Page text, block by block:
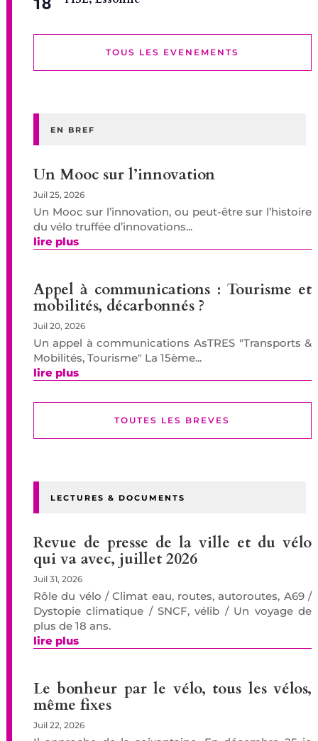
TOUS LES EVENEMENTS
EN BREF
Un Mooc sur l’innovation
Juil 25, 2026
Un Mooc sur l’innovation, ou peut-être sur l’histoire
du vélo truffée d’innovations...
lire plus
Appel à communications : Tourisme et
mobilités, décarbonnés ?
Juil 20, 2026
Un appel à communications AsTRES "Transports &
Mobilités, Tourisme" La 15ème...
lire plus
TOUTES LES BREVES
LECTURES & DOCUMENTS
Revue de presse de la ville et du vélo
qui va avec, juillet 2026
Juil 31, 2026
Rôle du vélo / Climat eau, routes, autoroutes, A69 /
Dystopie climatique / SNCF, vélib / Un voyage de
plus de 18 ans.
lire plus
Le bonheur par le vélo, tous les vélos,
même fixes
Juil 22, 2026